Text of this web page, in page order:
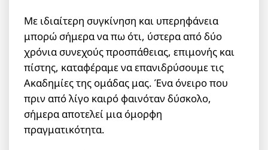
Με ιδιαίτερη συγκίνηση και υπερηφάνεια
μπορώ σήμερα να πω ότι, ύστερα από δύο
χρόνια συνεχούς προσπάθειας, επιμονής και
πίστης, καταφέραμε να επανιδρύσουμε τις
Ακαδημίες της ομάδας μας. Ένα όνειρο που
πριν από λίγο καιρό φαινόταν δύσκολο,
σήμερα αποτελεί μια όμορφη
πραγματικότητα.